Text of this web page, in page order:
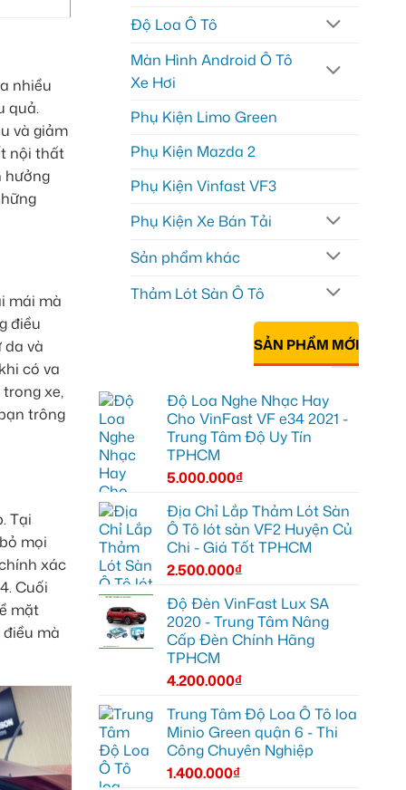
nhiều
quả.
và giảm
nội thất
hưởng
mái mà
điều
da và
có va
xe,
trông
Tại
mọi
xác
Cuối
mặt
mà
Độ Loa Ô Tô
Màn Hình Android Ô Tô
Xe Hơi
Phụ Kiện Limo Green
Phụ Kiện Mazda 2
Phụ Kiện Vinfast VF3
Phụ Kiện Xe Bán Tải
Sản phẩm khác
Thảm Lót Sàn Ô Tô
SẢN PHẨM MỚI
Độ Loa Nghe Nhạc Hay
Cho VinFast VF e34 2021 -
Trung Tâm Độ Uy Tín
TPHCM
5.000.000₫
Địa Chỉ Lắp Thảm Lót Sàn
Ô Tô lót sàn VF2 Huyện Củ
Chi - Giá Tốt TPHCM
2.500.000₫
Độ Đèn VinFast Lux SA
2020 - Trung Tâm Nâng
Cấp Đèn Chính Hãng
TPHCM
4.200.000₫
Trung Tâm Độ Loa Ô Tô loa
Minio Green quận 6 - Thi
Công Chuyên Nghiệp
1.400.000₫